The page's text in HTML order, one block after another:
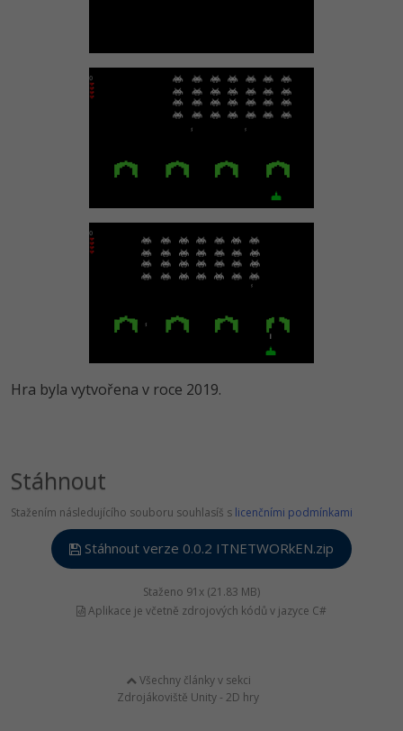
Hra byla vytvořena v roce 2019.
Stáhnout
Stažením následujícího souboru souhlasíš s licenčními podmínkami
Stáhnout verze 0.0.2 ITNETWORkEN.zip
Staženo 91x (21.83 MB)
Aplikace je včetně zdrojových kódů v jazyce C#
Všechny články v sekci
Zdrojákoviště Unity - 2D hry